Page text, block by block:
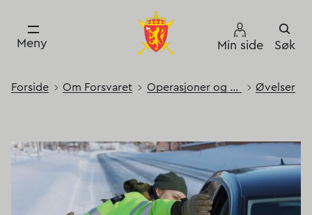
Meny Min side Søk
Forside Om Forsvaret Operasjoner og øvelser Øvelser